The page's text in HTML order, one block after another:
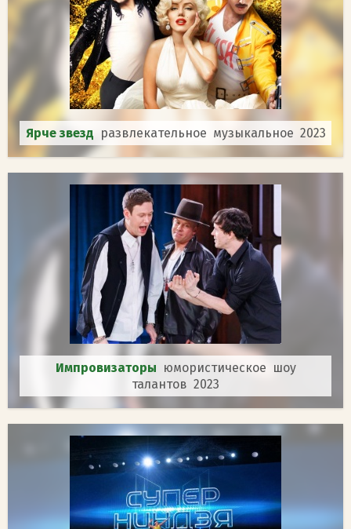
Ярче звезд развлекательное музыкальное 2023
Импровизаторы юмористическое шоу
талантов 2023